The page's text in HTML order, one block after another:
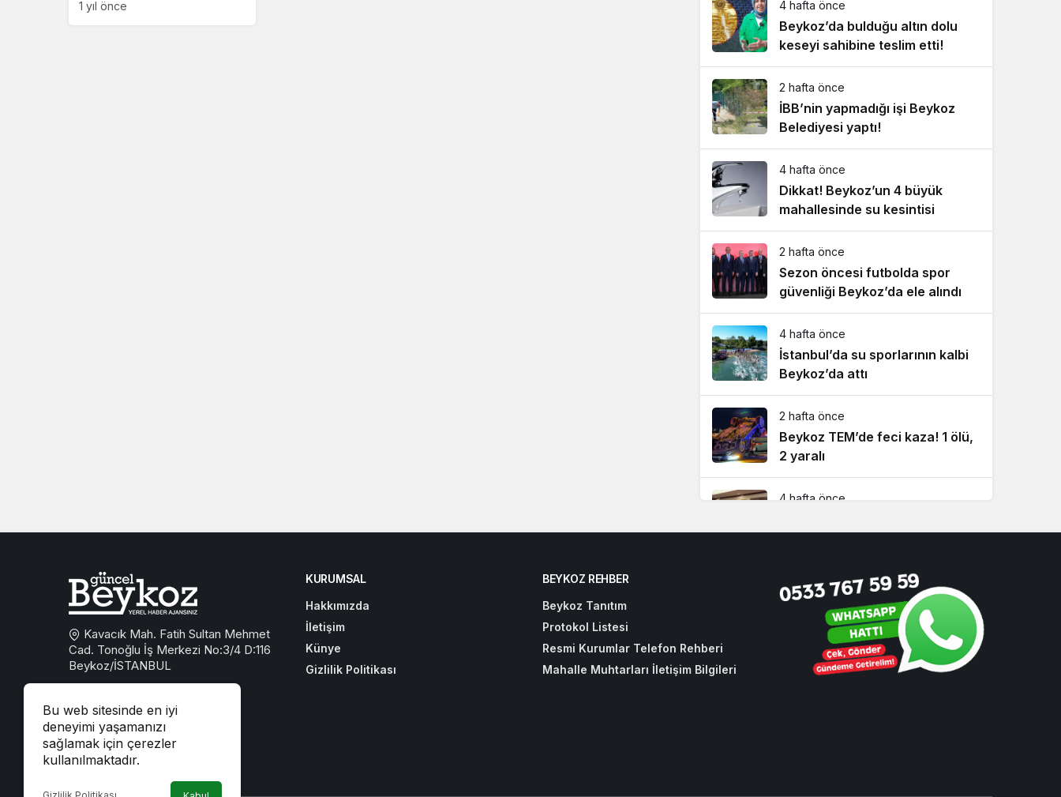
1 yıl önce 4 hafta önce
Beykoz’da bulduğu altın dolu
keseyi sahibine teslim etti!
2 hafta önce
İBB’nin yapmadığı işi Beykoz
Belediyesi yaptı!
4 hafta önce
Dikkat! Beykoz’un 4 büyük
mahallesinde su kesintisi
2 hafta önce
Sezon öncesi futbolda spor
güvenliği Beykoz’da ele alındı
4 hafta önce
İstanbul’da su sporlarının kalbi
Beykoz’da attı
2 hafta önce
Beykoz TEM’de feci kaza! 1 ölü,
2 yaralı
4 hafta önce
2 hafta önce
Riva’da yılların sorununa ilk
kazma vuruldu!
Bu web sitesinde en iyi
deneyimi yaşamanızı
sağlamak için çerezler
kullanılmaktadır.
Kavacık Mah. Fatih Sultan Mehmet
Cad. Tonoğlu İş Merkezi No:3/4 D:116
Beykoz/İSTANBUL
beykozguncel@gmail.com
iletisim@beykozguncel.com
KURUMSAL
Hakkımızda
İletişim
Künye
Gizlilik Politikası
BEYKOZ REHBER
Beykoz Tanıtım
Protokol Listesi
Resmi Kurumlar Telefon Rehberi
Mahalle Muhtarları İletişim Bilgileri